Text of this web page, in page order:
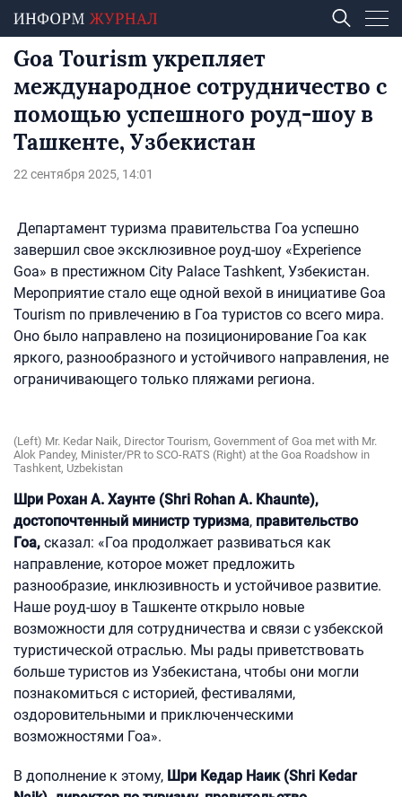
Goa Tourism укрепляет
международное сотрудничество с
помощью успешного роуд-шоу в
Ташкенте, Узбекистан
22 сентября 2025, 14:01
Департамент туризма правительства Гоа успешно
завершил свое эксклюзивное роуд-шоу «Experience
Goa» в престижном City Palace Tashkent, Узбекистан.
Мероприятие стало еще одной вехой в инициативе Goa
Tourism по привлечению в Гоа туристов со всего мира.
Оно было направлено на позиционирование Гоа как
яркого, разнообразного и устойчивого направления, не
ограничивающего только пляжами региона.
(Left) Mr. Kedar Naik, Director Tourism, Government of Goa met with Mr.
Alok Pandey, Minister/PR to SCO-RATS (Right) at the Goa Roadshow in
Tashkent, Uzbekistan
Шри Рохан А. Хаунте (Shri Rohan A. Khaunte),
достопочтенный министр туризма, правительство
Гоа, сказал: «Гоа продолжает развиваться как
направление, которое может предложить
разнообразие, инклюзивность и устойчивое развитие.
Наше роуд-шоу в Ташкенте открыло новые
возможности для сотрудничества и связи с узбекской
туристической отраслью. Мы рады приветствовать
больше туристов из Узбекистана, чтобы они могли
познакомиться с историей, фестивалями,
оздоровительными и приключенческими
возможностями Гоа».
В дополнение к этому, Шри Кедар Наик (Shri Kedar